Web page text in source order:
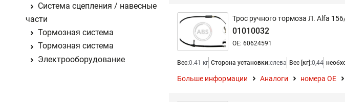
Система сцепления / навесные
части
Тормозная система
Тормозная система
Электрооборудование
Трос ручного тормоза Л. Alfa
01010032
OE: 60624591
Вес:0.41 кг Сторона установки:слева Вес [кг]:0,44
Больше информации Аналоги номера ОЕ